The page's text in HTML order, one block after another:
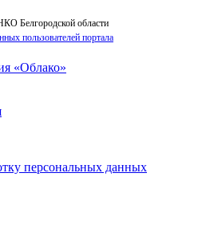
Белгородской области
пользователей портала
персональных данных